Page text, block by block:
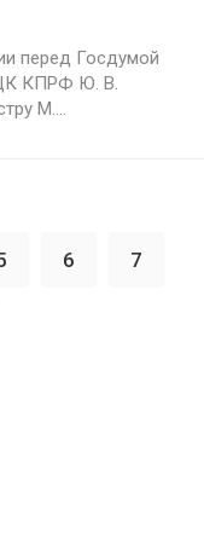
граждан
перед Госдумой
ЦК КПРФ Ю. В.
М....
6 7